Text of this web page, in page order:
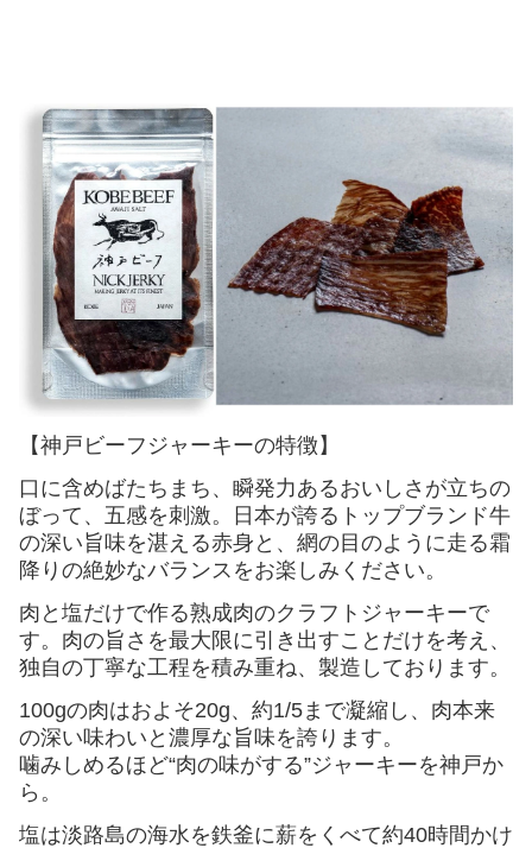
【神戸ビーフジャーキーの特徴】
口に含めばたちまち、瞬発力あるおいしさが立ちの
ぼって、五感を刺激。日本が誇るトップブランド牛
の深い旨味を湛える赤身と、網の目のように走る霜
降りの絶妙なバランスをお楽しみください。
肉と塩だけで作る熟成肉のクラフトジャーキーで
す。肉の旨さを最大限に引き出すことだけを考え、
独自の丁寧な工程を積み重ね、製造しております。
100gの肉はおよそ20g、約1/5まで凝縮し、肉本来
の深い味わいと濃厚な旨味を誇ります。
噛みしめるほど“肉の味がする”ジャーキーを神戸か
ら。
塩は淡路島の海水を鉄釜に薪をくべて約40時間かけ